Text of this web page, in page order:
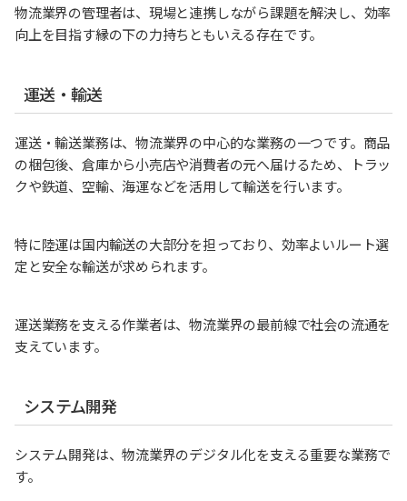
物流業界の管理者は、現場と連携しながら課題を解決し、効率
向上を目指す縁の下の力持ちともいえる存在です。
運送・輸送
運送・輸送業務は、物流業界の中心的な業務の一つです。商品
の梱包後、倉庫から小売店や消費者の元へ届けるため、トラッ
クや鉄道、空輸、海運などを活用して輸送を行います。
特に陸運は国内輸送の大部分を担っており、効率よいルート選
定と安全な輸送が求められます。
運送業務を支える作業者は、物流業界の最前線で社会の流通を
支えています。
システム開発
システム開発は、物流業界のデジタル化を支える重要な業務で
す。